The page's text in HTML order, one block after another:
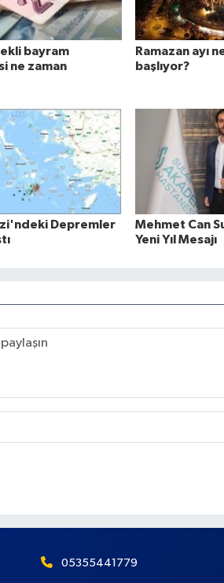
bayram
ne zaman
Ramazan ayı
başlıyor?
Depremler
Mehmet Can
Yeni Yıl Mesajı
05355441779